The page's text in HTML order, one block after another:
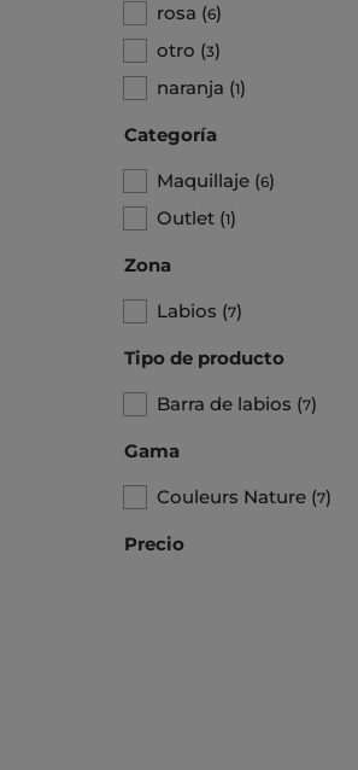
rosa (6)
otro (3)
naranja (1)
Categoría
Maquillaje (6)
Outlet (1)
Zona
Labios (7)
Tipo de producto
Barra de labios (7)
Gama
Couleurs Nature (7)
Precio